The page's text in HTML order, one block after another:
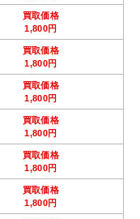
買取価格
1,800円
買取価格
1,800円
買取価格
1,800円
買取価格
1,800円
買取価格
1,800円
買取価格
1,800円